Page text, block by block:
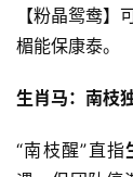
【粉晶鸳鸯
楣能保康泰。
生肖马：南枝
“南枝醒”直指